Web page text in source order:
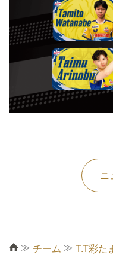
ニ
≫ チーム ≫ T.T彩た